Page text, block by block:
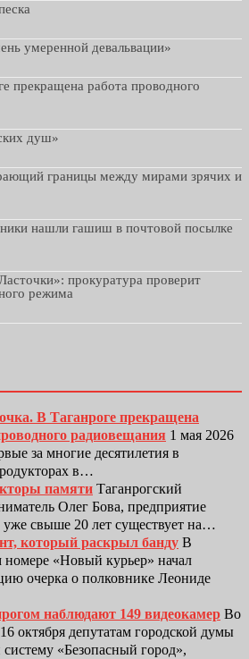
умеренной девальвации»
прекращена работа проводного
душ»
границы между мирами зрячих и
нашли гашиш в почтовой посылке
прокуратура проверит
режима
В Таганроге прекращена
радиовещания 1 мая 2026
за многие десятилетия в
в…
памяти Таганрогский
Олег Бова, предприятие
уже свыше 20 лет существует на…
который раскрыл банду В
«Новый курьер» начал
очерка о полковнике Леониде
наблюдают 149 видеокамер Во
октября депутатам городской думы
систему «Безопасный город»,